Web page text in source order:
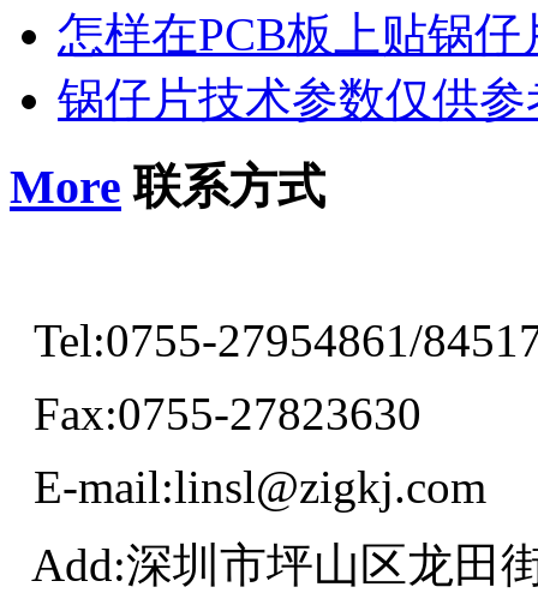
怎样在PCB板上贴锅仔
锅仔片技术参数仅供参
More 联系方式
Tel:0755-27954861/
Fax:0755-27823630
E-mail:linsl@zigkj.com
Add:深圳市坪山区龙田